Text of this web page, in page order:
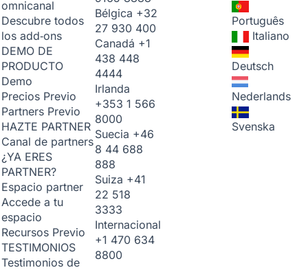
omnicanal
Descubre todos
los add‑ons
DEMO DE
PRODUCTO
Demo
Precios Previo
Partners Previo
HAZTE PARTNER
Canal de partners
¿YA ERES
PARTNER?
Espacio partner
Accede a tu
espacio
Recursos Previo
TESTIMONIOS
Testimonios de
Bélgica +32
27 930 400
Canadá +1
438 448
4444
Irlanda
+353 1 566
8000
Suecia +46
8 44 688
888
Suiza +41
22 518
3333
Internacional
+1 470 634
8800
Português
Italiano
Deutsch
Nederlands
Svenska